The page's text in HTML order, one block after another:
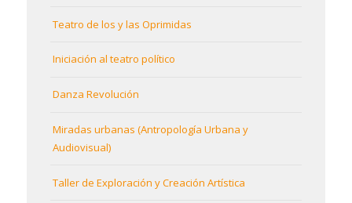
Teatro de los y las Oprimidas
Iniciación al teatro político
Danza Revolución
Miradas urbanas (Antropología Urbana y
Audiovisual)
Taller de Exploración y Creación Artística